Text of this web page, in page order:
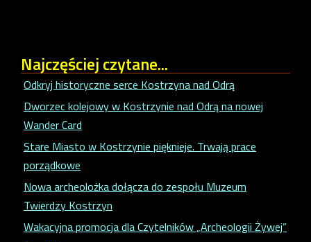
Najczęściejczytane...
Odkryj historyczne serce Kostrzyna nad Odrą
Dworzec kolejowy w Kostrzynie nad Odrą na nowej
Wander Card
Stare Miasto w Kostrzynie pięknieje. Trwają prace
porządkowe
Nowa archeolożka dołącza do zespołu Muzeum
Twierdzy Kostrzyn
Wakacyjna promocja dla Czytelników „Archeologii Żywej”